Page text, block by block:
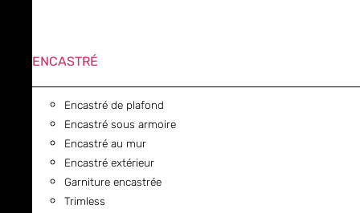
ENCASTRÉ
Encastré de plafond
Encastré sous armoire
Encastré au mur
Encastré extérieur
Garniture encastrée
Trimless